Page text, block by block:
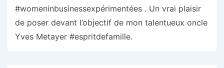
#womeninbusinessexpérimentées . Un vrai plaisir
de poser devant l’objectif de mon talentueux oncle
Yves Metayer #espritdefamille.